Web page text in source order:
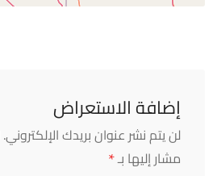
إضافة الاستعراض
لن يتم نشر عنوان بريدك الإلكتروني.
مشار إليها بـ*